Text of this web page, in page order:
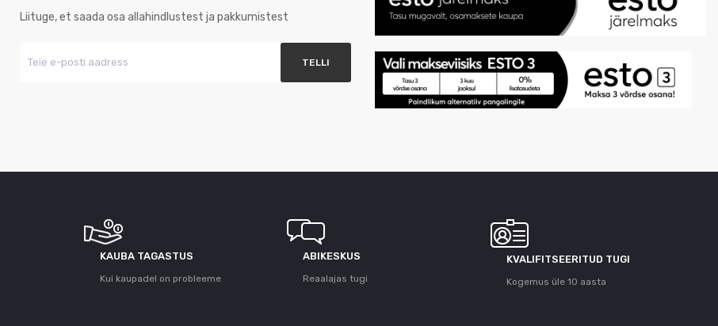
Liituge, et saada osa allahindlustest ja pakkumistest
KAUBA TAGASTUS
Kui kaupadel on probleeme
ABIKESKUS
Reaalajas tugi
KVALIFITSEERITUD TUGI
Kogemus üle 10 aasta